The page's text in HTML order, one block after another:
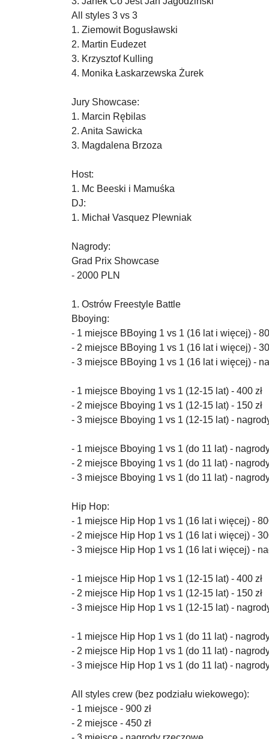
All styles 3 vs 3
1. Ziemowit Bogusławski
2. Martin Eudezet
3. Krzysztof Kulling
4. Monika Łaskarzewska Żurek
Jury Showcase:
1. Marcin Rębilas
2. Anita Sawicka
3. Magdalena Brzoza
Host:
1. Mc Beeski i Mamuśka
DJ:
1. Michał Vasquez Plewniak
Nagrody:
Grad Prix Showcase
- 2000 PLN
1. Ostrów Freestyle Battle
Bboying:
- 1 miejsce BBoying 1 vs 1 (16 lat i więcej) -
- 2 miejsce BBoying 1 vs 1 (16 lat i więcej) -
- 3 miejsce BBoying 1 vs 1 (16 lat i więcej) -
- 1 miejsce Bboying 1 vs 1 (12-15 lat) - 400 zł
- 2 miejsce Bboying 1 vs 1 (12-15 lat) - 150 zł
- 3 miejsce Bboying 1 vs 1 (12-15 lat) -
- 1 miejsce Bboying 1 vs 1 (do 11 lat) -
- 2 miejsce Bboying 1 vs 1 (do 11 lat) -
- 3 miejsce Bboying 1 vs 1 (do 11 lat) -
Hip Hop:
- 1 miejsce Hip Hop 1 vs 1 (16 lat i więcej) -
- 2 miejsce Hip Hop 1 vs 1 (16 lat i więcej) -
- 3 miejsce Hip Hop 1 vs 1 (16 lat i więcej) -
- 1 miejsce Hip Hop 1 vs 1 (12-15 lat) - 400 zł
- 2 miejsce Hip Hop 1 vs 1 (12-15 lat) - 150 zł
- 3 miejsce Hip Hop 1 vs 1 (12-15 lat) -
- 1 miejsce Hip Hop 1 vs 1 (do 11 lat) -
- 2 miejsce Hip Hop 1 vs 1 (do 11 lat) -
- 3 miejsce Hip Hop 1 vs 1 (do 11 lat) -
All styles crew (bez podziału wiekowego):
- 1 miejsce - 900 zł
- 2 miejsce - 450 zł